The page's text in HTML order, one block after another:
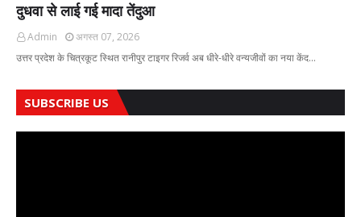
दुधवा से लाई गई मादा तेंदुआ
Admin
अगस्त 07, 2026
उत्तर प्रदेश के चित्रकूट स्थित रानीपुर टाइगर रिजर्व अब धीरे-धीरे वन्यजीवों का नया केंद…
SUBSCRIBE US